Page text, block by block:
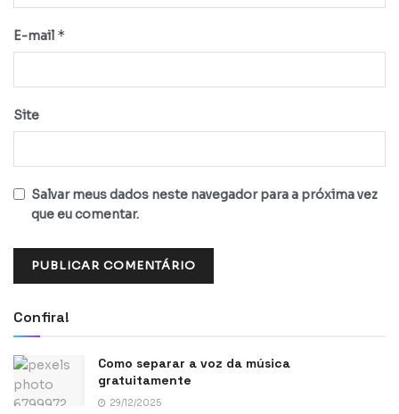
E-mail *
Site
Salvar meus dados neste navegador para a próxima vez
que eu comentar.
Confira!
Como separar a voz da música
gratuitamente
29/12/2025